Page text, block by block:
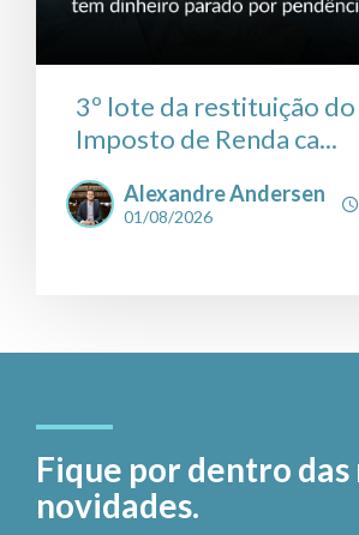
3º lote da restituição do
Imposto de Renda ca...
Alexandre Andersen
01/08/2026
Fique por dentro das
novidades.